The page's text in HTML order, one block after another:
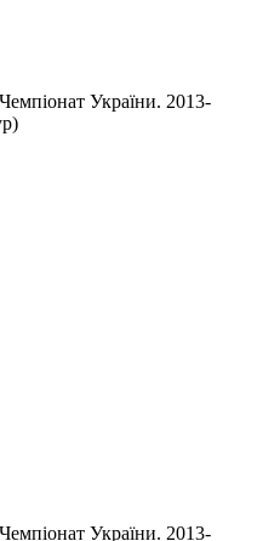
України. 2013-
України. 2013-